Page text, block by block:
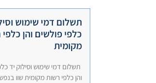
תשלום דמי שימוש
כלפי פולשים והן
מקומית
תשלום דמי שימוש וסילוק יד
והן כלפי רשות מקומית שוו